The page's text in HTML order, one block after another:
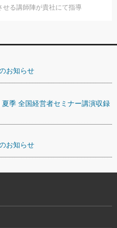
せる講師陣が貴社にて指導
お知らせ
夏季 全国経営者セミナー講演収録
お知らせ